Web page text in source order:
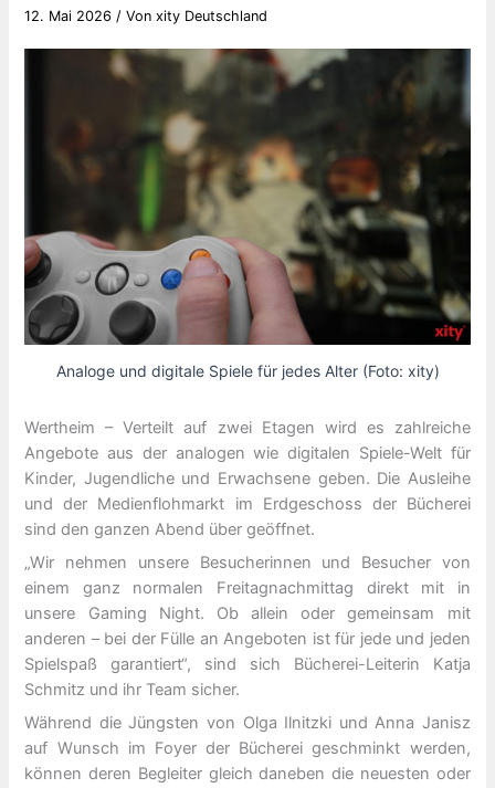
12. Mai 2026 / Vonxity Deutschland
Analoge und digitale Spiele für jedes Alter (Foto: xity)
Wertheim – Verteilt auf zwei Etagen wird es zahlreiche
Angebote aus der analogen wie digitalen Spiele-Welt für
Kinder, Jugendliche und Erwachsene geben. Die Ausleihe
und der Medienflohmarkt im Erdgeschoss der Bücherei
sind den ganzen Abend über geöffnet.
„Wir nehmen unsere Besucherinnen und Besucher von
einem ganz normalen Freitagnachmittag direkt mit in
unsere Gaming Night. Ob allein oder gemeinsam mit
anderen – bei der Fülle an Angeboten ist für jede und jeden
Spielspaß garantiert“, sind sich Bücherei-Leiterin Katja
Schmitz und ihr Team sicher.
Während die Jüngsten von Olga Ilnitzki und Anna Janisz
auf Wunsch im Foyer der Bücherei geschminkt werden,
können deren Begleiter gleich daneben die neuesten oder